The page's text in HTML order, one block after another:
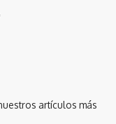
artículos más